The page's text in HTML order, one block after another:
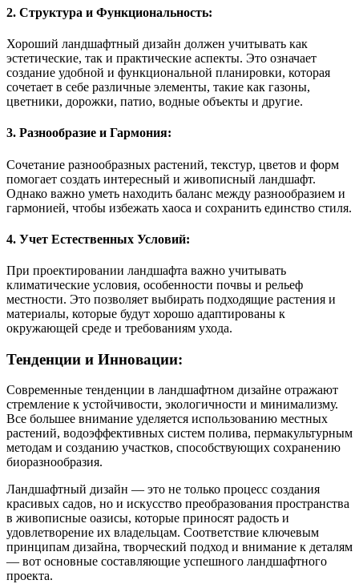
2. Структура и Функциональность:
Хороший ландшафтный дизайн должен учитывать как
эстетические, так и практические аспекты. Это означает
создание удобной и функциональной планировки, которая
сочетает в себе различные элементы, такие как газоны,
цветники, дорожки, патио, водные объекты и другие.
3. Разнообразие и Гармония:
Сочетание разнообразных растений, текстур, цветов и форм
помогает создать интересный и живописный ландшафт.
Однако важно уметь находить баланс между разнообразием и
гармонией, чтобы избежать хаоса и сохранить единство стиля.
4. Учет Естественных Условий:
При проектировании ландшафта важно учитывать
климатические условия, особенности почвы и рельеф
местности. Это позволяет выбирать подходящие растения и
материалы, которые будут хорошо адаптированы к
окружающей среде и требованиям ухода.
Тенденции и Инновации:
Современные тенденции в ландшафтном дизайне отражают
стремление к устойчивости, экологичности и минимализму.
Все большее внимание уделяется использованию местных
растений, водоэффективных систем полива, пермакультурным
методам и созданию участков, способствующих сохранению
биоразнообразия.
Ландшафтный дизайн — это не только процесс создания
красивых садов, но и искусство преобразования пространства
в живописные оазисы, которые приносят радость и
удовлетворение их владельцам. Соответствие ключевым
принципам дизайна, творческий подход и внимание к деталям
— вот основные составляющие успешного ландшафтного
проекта.